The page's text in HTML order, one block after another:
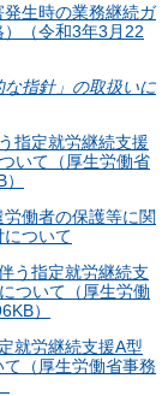
生時の業務継続ガ
（令和3年3月22
な指針」の取扱いに
指定就労継続支援
いて（厚生労働省
働者の保護等に関
ついて
う指定就労継続支
ついて（厚生労働
）
就労継続支援A型
（厚生労働省事務